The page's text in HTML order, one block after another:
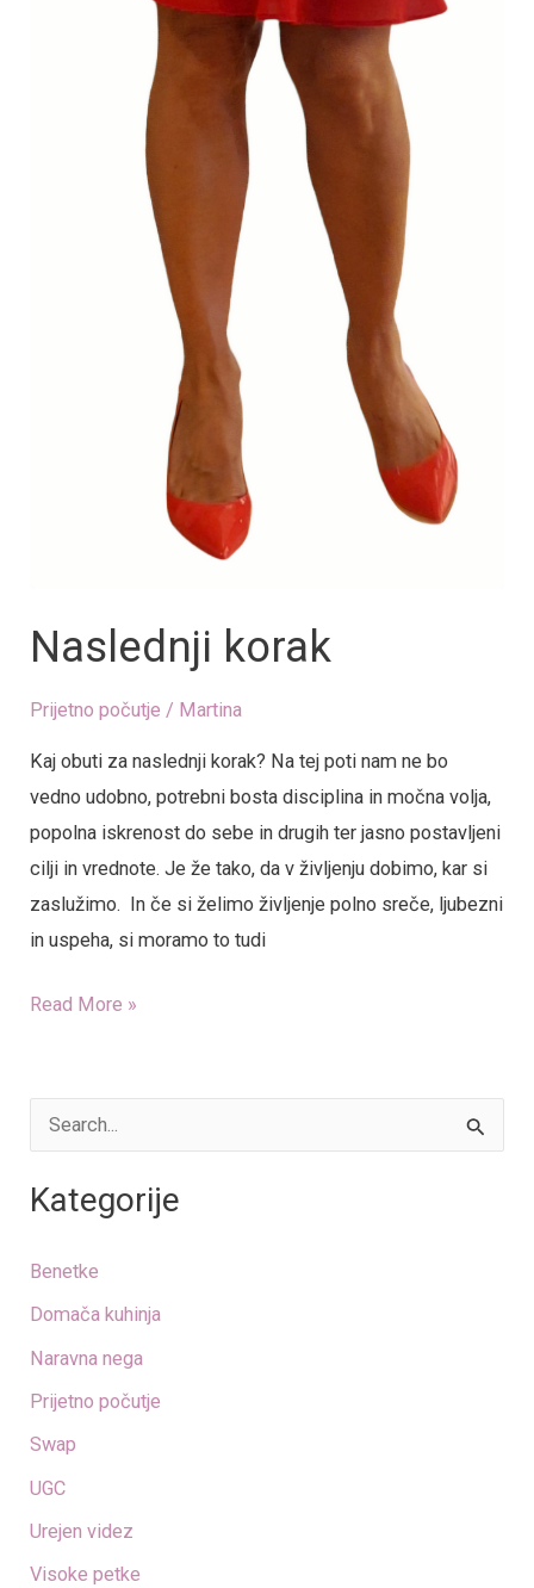
Naslednji korak
Prijetno počutje / Martina
Kaj obuti za naslednji korak? Na tej poti nam ne bo
vedno udobno, potrebni bosta disciplina in močna volja,
popolna iskrenost do sebe in drugih ter jasno postavljeni
cilji in vrednote. Je že tako, da v življenju dobimo, kar si
zaslužimo. In če si želimo življenje polno sreče, ljubezni
in uspeha, si moramo to tudi
Read More »
a
c
h
f
o
r
Kategorije
Benetke
Domača kuhinja
Naravna nega
Prijetno počutje
Swap
UGC
Urejen videz
Visoke petke